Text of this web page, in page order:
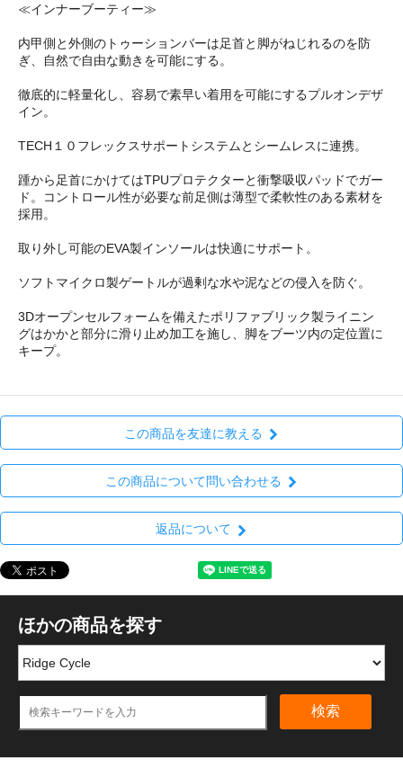
≪インナーブーティー≫
内甲側と外側のトゥーションバーは足首と脚がねじれるのを防
ぎ、自然で自由な動きを可能にする。
徹底的に軽量化し、容易で素早い着用を可能にするプルオンデザ
イン。
TECH１０フレックスサポートシステムとシームレスに連携。
踵から足首にかけてはTPUプロテクターと衝撃吸収パッドでガー
ド。コントロール性が必要な前足側は薄型で柔軟性のある素材を
採用。
取り外し可能のEVA製インソールは快適にサポート。
ソフトマイクロ製ゲートルが過剰な水や泥などの侵入を防ぐ。
3Dオープンセルフォームを備えたポリファブリック製ライニン
グはかかと部分に滑り止め加工を施し、脚をブーツ内の定位置に
キープ。
この商品を友達に教える
この商品について問い合わせる
返品について
ほかの商品を探す
検索